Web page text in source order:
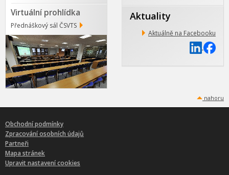
Virtuální prohlídka
Přednáškový sál ČSVTS
Aktuality
Aktuálně na Facebooku
nahoru
Obchodní podmínky
Zpracování osobních údajů
Partneři
Mapa stránek
Upravit nastavení cookies